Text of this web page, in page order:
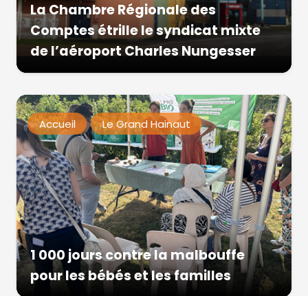
La Chambre Régionale des
Comptes étrille le syndicat mixte
de l’aéroport Charles Nungesser
Accueil Le Grand Hainaut
1 000 jours contre la malbouffe
pour les bébés et les familles